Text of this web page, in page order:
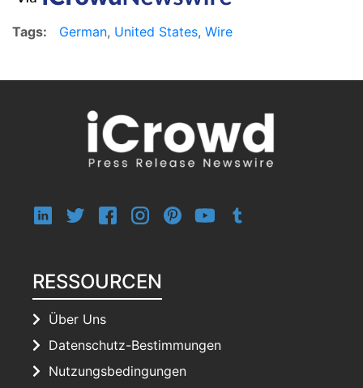
Tags: German, United States, Wire
RESSOURCEN
Über Uns
Datenschutz-Bestimmungen
Nutzungsbedingungen